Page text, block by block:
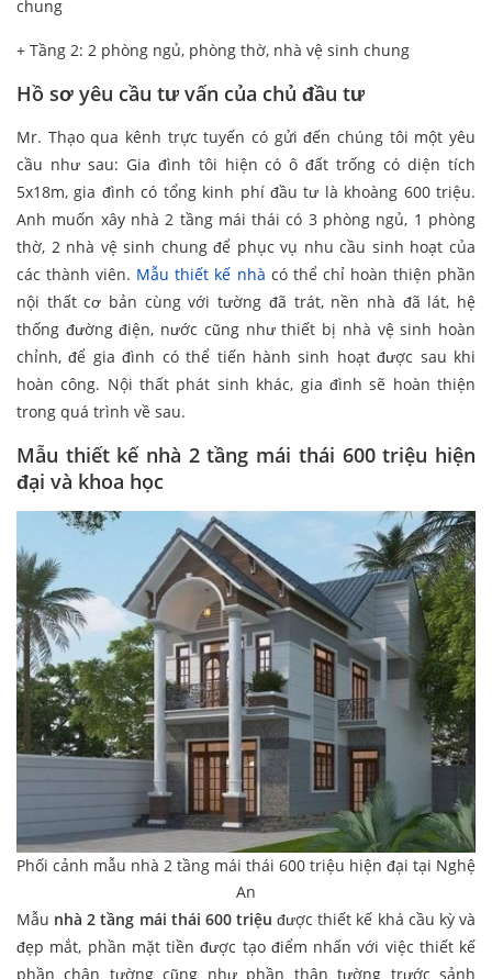
chung
+ Tầng 2: 2 phòng ngủ, phòng thờ, nhà vệ sinh chung
Hồ sơ yêu cầu tư vấn của chủ đầu tư
Mr. Thạo qua kênh trực tuyến có gửi đến chúng tôi một yêu
cầu như sau: Gia đình tôi hiện có ô đất trống có diện tích
5x18m, gia đình có tổng kinh phí đầu tư là khoàng 600 triệu.
Anh muốn xây nhà 2 tầng mái thái có 3 phòng ngủ, 1 phòng
thờ, 2 nhà vệ sinh chung để phục vụ nhu cầu sinh hoạt của
các thành viên. Mẫu thiết kế nhà có thể chỉ hoàn thiện phần
nội thất cơ bản cùng với tường đã trát, nền nhà đã lát, hệ
thống đường điện, nước cũng như thiết bị nhà vệ sinh hoàn
chỉnh, để gia đình có thể tiến hành sinh hoạt được sau khi
hoàn công. Nội thất phát sinh khác, gia đình sẽ hoàn thiện
trong quá trình về sau.
Mẫu thiết kế nhà 2 tầng mái thái 600 triệu hiện
đại và khoa học
Phối cảnh mẫu nhà 2 tầng mái thái 600 triệu hiện đại tại Nghệ
An
Mẫu nhà 2 tầng mái thái 600 triệu được thiết kế khá cầu kỳ và
đẹp mắt, phần mặt tiền được tạo điểm nhấn với việc thiết kế
phần chân tường cũng như phần thân tường trước sảnh